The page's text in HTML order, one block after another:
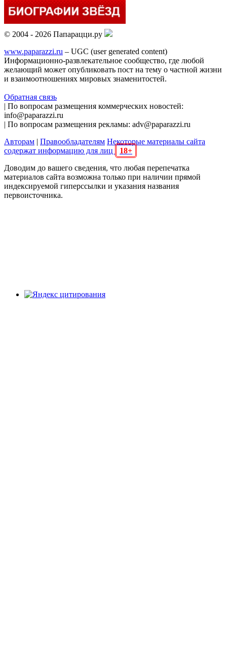
© 2004 - 2026 Папарацци.ру
www.paparazzi.ru – UGC (user generated content)
Информационно-развлекательное сообщество, где любой
желающий может опубликовать пост на тему о частной жизни
и взаимоотношениях мировых знаменитостей.
Обратная связь
| По вопросам размещения коммерческих новостей:
info@paparazzi.ru
| По вопросам размещения рекламы: adv@paparazzi.ru
Авторам | Правообладателям Некоторые материалы сайта
содержат информацию для лиц
18+
Доводим до вашего сведения, что любая перепечатка
материалов сайта возможна только при наличии прямой
индексируемой гиперссылки и указания названия
первоисточника.